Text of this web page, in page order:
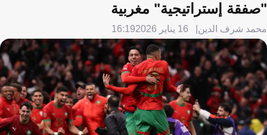
"صفقة إستراتيجية" مغربية
محمد شرف الدين 16 يناير 2026 16:19